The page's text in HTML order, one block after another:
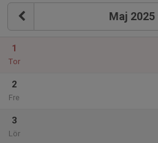
Maj 2025
1
Tor
2
Fre
3
Lör